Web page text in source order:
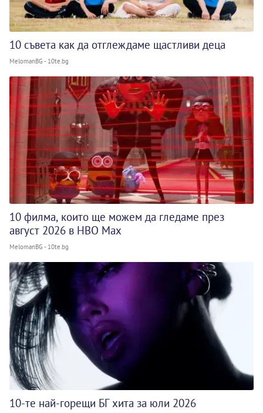
10 съвета как да отглеждаме щастливи деца
MelomanBG - 10te.bg
10 филма, които ще можем да гледаме през
август 2026 в HBO Max
MelomanBG - 10te.bg
10-те най-горещи БГ хита за юли 2026